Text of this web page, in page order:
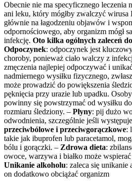
Obecnie nie ma specyficznego leczenia
ani leku, który mógłby zwalczyć wirusa
głównie na łagodzeniu objawów i
odpornościowego, aby organizm mógł
infekcję. Oto kilka ogólnych zaleceń
Odpoczynek: odpoczynek jest
choroby, ponieważ ciało walczy z
zmęczenia najlepiej odpoczywać i
nadmiernego wysiłku fizycznego,
może prowadzić do powiększenia
pęknięcia przy urazie lub upadku.
powinny się powstrzymać od wysiłku
rozmiaru śledziony. – Płyny: pij dużo
odwodnienia, szczególnie jeśli
przeciwbólowe i przeciwgorączkowe:
takie jak ibuprofen lub paracetamol,
bólu i gorączki. – Zdrowa dieta:
owoce, warzywa i białko może
Unikanie alkoholu: zaleca się
on dodatkowo obciążać organizm